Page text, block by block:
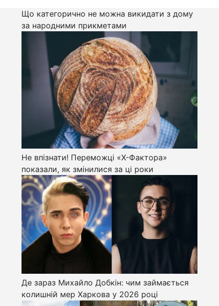
Що категорично не можна викидати з дому
за народними прикметами
Не впізнати! Переможці «Х-Фактора»
показали, як змінилися за ці роки
Де зараз Михайло Добкін: чим займається
колишній мер Харкова у 2026 році